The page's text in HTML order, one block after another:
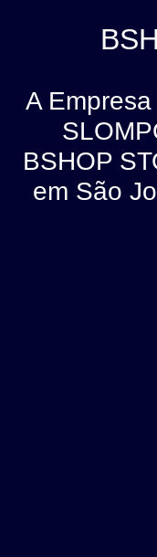
A
BSHOP
em São